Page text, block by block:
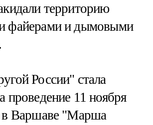
территорию
файерами и дымовыми
России" стала
проведение 11 ноября
в Варшаве "Марша